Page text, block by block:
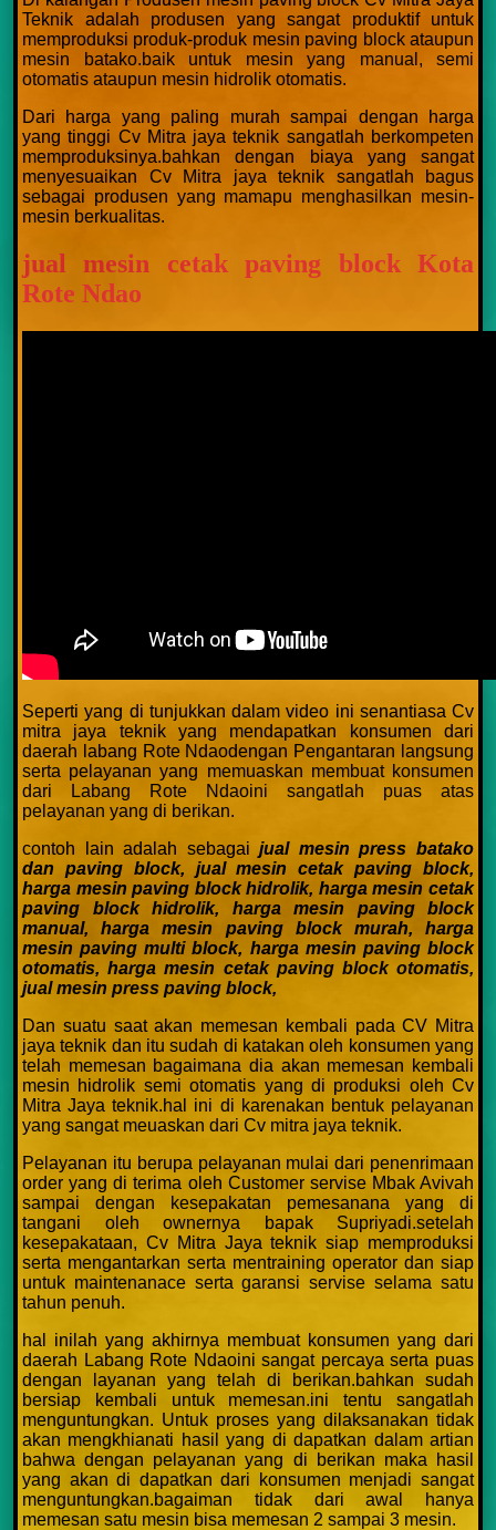
Teknik adalah produsen yang sangat produktif untuk
memproduksi produk-produk mesin paving block ataupun
mesin batako.baik untuk mesin yang manual, semi
otomatis ataupun mesin hidrolik otomatis.
Dari harga yang paling murah sampai dengan harga
yang tinggi Cv Mitra jaya teknik sangatlah berkompeten
memproduksinya.bahkan dengan biaya yang sangat
menyesuaikan Cv Mitra jaya teknik sangatlah bagus
sebagai produsen yang mamapu menghasilkan mesin-
mesin berkualitas.
jual mesin cetak paving block Kota
Rote Ndao
Seperti yang di tunjukkan dalam video ini senantiasa Cv
mitra jaya teknik yang mendapatkan konsumen dari
daerah labang Rote Ndaodengan Pengantaran langsung
serta pelayanan yang memuaskan membuat konsumen
dari Labang Rote Ndaoini sangatlah puas atas
pelayanan yang di berikan.
contoh lain adalah sebagaijual mesin press batako
dan paving block, jual mesin cetak paving block,
harga mesin paving block hidrolik, harga mesin cetak
paving block hidrolik, harga mesin paving block
manual,harga mesin paving block murah,harga
mesin paving multi block, harga mesin paving block
otomatis,harga mesin cetak paving block otomatis,
jual mesin press paving block,
Dan suatu saat akan memesan kembali pada CV Mitra
jaya teknik dan itu sudah di katakan oleh konsumen yang
telah memesan bagaimana dia akan memesan kembali
mesin hidrolik semi otomatis yang di produksi oleh Cv
Mitra Jaya teknik.hal ini di karenakan bentuk pelayanan
yang sangat meuaskan dari Cv mitra jaya teknik.
Pelayanan itu berupa pelayanan mulai dari penenrimaan
order yang di terima oleh Customer servise Mbak Avivah
sampai dengan kesepakatan pemesanana yang di
tangani oleh ownernya bapak Supriyadi.setelah
kesepakataan, Cv Mitra Jaya teknik siap memproduksi
serta mengantarkan serta mentraining operator dan siap
untuk maintenanace serta garansi servise selama satu
tahun penuh.
hal inilah yang akhirnya membuat konsumen yang dari
daerah Labang Rote Ndaoini sangat percaya serta puas
dengan layanan yang telah di berikan.bahkan sudah
bersiap kembali untuk memesan.ini tentu sangatlah
menguntungkan. Untuk proses yang dilaksanakan tidak
akan mengkhianati hasil yang di dapatkan dalam artian
bahwa dengan pelayanan yang di berikan maka hasil
yang akan di dapatkan dari konsumen menjadi sangat
menguntungkan.bagaiman tidak dari awal hanya
memesan satu mesin bisa memesan 2 sampai 3 mesin.